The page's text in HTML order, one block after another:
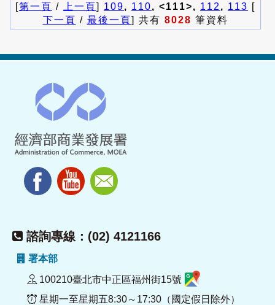
[第一頁 / 上一頁] 109, 110, <111>, 112 , 113 [
下一頁 / 最後一頁] 共有 8028 筆資料
諮詢專線：(02) 4121166
署本部
100210臺北市中正區福州街15號
星期一至星期五8:30～17:30（國定假日除外）